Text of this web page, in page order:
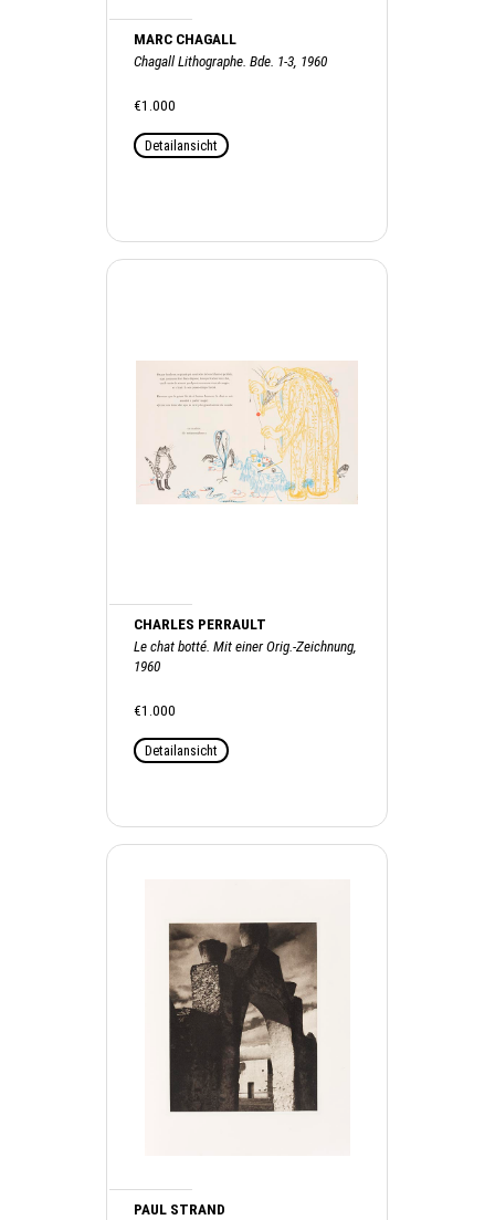
MARC CHAGALL
Chagall Lithographe. Bde. 1-3, 1960
€1.000
Detailansicht
CHARLES PERRAULT
Le chat botté. Mit einer Orig.-Zeichnung,
1960
€1.000
Detailansicht
PAUL STRAND